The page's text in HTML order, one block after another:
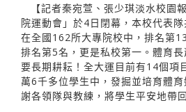
【記者秦宛萱、張少琪淡水校園
院運動會」於4日閉幕，本校代表
在全國162所大專院校中，排名第
排名第5名，更是私校第一。體育
要長期耕耘！全大運目前有14個項
萬6千多位學生中，發掘並培育體
謝各領隊與教練，將學生平安地帶回